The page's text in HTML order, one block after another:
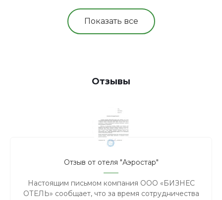
Показать все
Отзывы
Отзыв от отеля "Аэростар"
Настоящим письмом компания ООО «БИЗНЕС
ОТЕЛЬ» сообщает, что за время сотрудничества